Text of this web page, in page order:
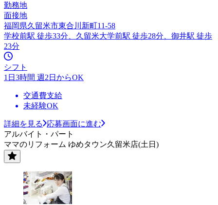
勤務地
面接地
福岡県久留米市東合川新町11-58
学校前駅 徒歩33分、久留米大学前駅 徒歩28分、御井駅 徒歩
23分
シフト
1日3時間 週2日からOK
交通費支給
未経験OK
詳細を見る
応募画面に進む
アルバイト・パート
ママのリフォーム ゆめタウン久留米店(土日)